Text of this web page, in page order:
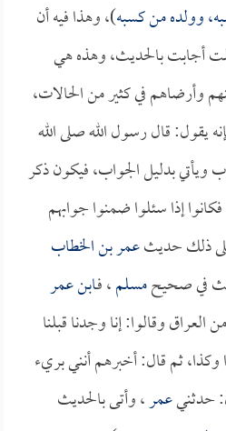
وولده من كسبه)، وهذا فيه أن
أجابت بالحديث، وهذه هي
وأرضاهم في كثير من الحالات،
يقول: قال رسول الله صلى الله
ويأتي بدليل الجواب، فيكون ذكر
إذا سئلوا ضمنوا جوابهم
ذلك حديثعمر بن الخطاب
في صحيحمسلم، فـابن عمر
العراق وقالوا: إنا وجدنا قبلنا
وكذا، ثم قال: أخبرهم أنني بريء
حدثنيعمر، وأتى بالحديث